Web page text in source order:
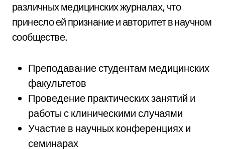
различных медицинских журналах, что
принесло ей признание и авторитет в научном
сообществе.
Преподавание студентам медицинских
факультетов
Проведение практических занятий и
работы с клиническими случаями
Участие в научных конференциях и
семинарах